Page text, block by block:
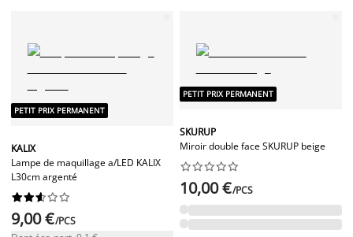
PETIT PRIX PERMANENT
KALIX
Lampe de maquillage a/LED KALIX
L30cm argenté






9,00 €/PCS
PETIT PRIX PERMANENT
SKURUP
Miroir double face SKURUP beige






10,00 €/PCS